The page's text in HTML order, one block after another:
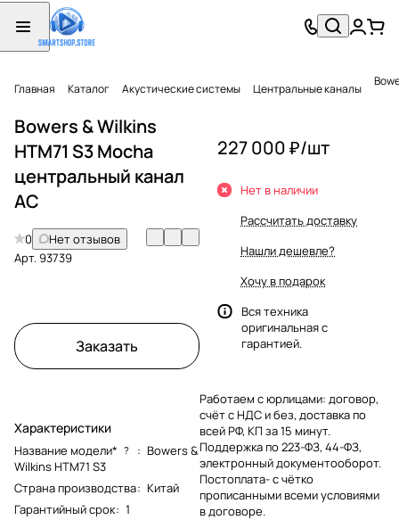
Главная Каталог Акустические системы Центральные каналы
Bowers & Wilkins
HTM71 S3 Mocha
центральный канал
АС
0
Нет отзывов
Арт.93739
Заказать
Характеристики
Название модели* ? : Bowers &
Wilkins HTM71 S3
Страна производства: Китай
Гарантийный срок: 1
227 000 ₽/шт
Нет в наличии
Рассчитать доставку
Нашли дешевле?
Хочу в подарок
Вся техника
оригинальная с
гарантией.
Работаем с юрлицами: договор,
счёт с НДС и без, доставка по
всей РФ, КП за 15 минут.
Поддержка по 223-ФЗ, 44-ФЗ,
электронный документооборот.
Постоплата- с чётко
прописанными всеми условиями
в договоре.